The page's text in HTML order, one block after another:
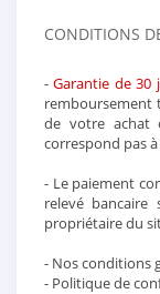
CONDITIONS
-Garantie de 30
remboursement
de votre achat
correspond pas
- Le paiement
relevé bancaire
propriétaire du
- Nos conditions
- Politique de